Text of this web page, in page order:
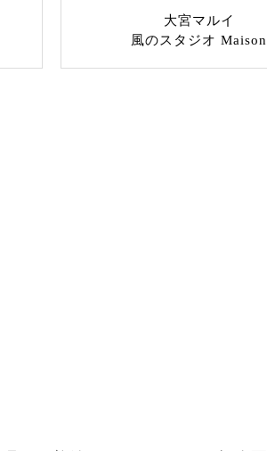
大宮マルイ
風のスタジオ Maison